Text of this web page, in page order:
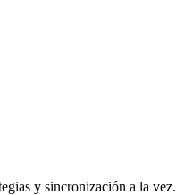
y sincronización a la vez.